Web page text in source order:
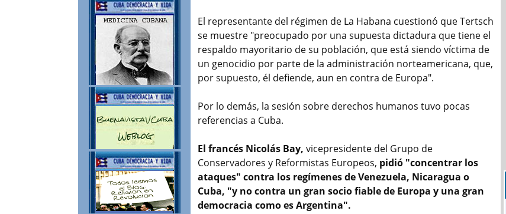
El representante del régimen de La Habana cuestionó que Tertsch
se muestre "preocupado por una supuesta dictadura que tiene el
respaldo mayoritario de su población, que está siendo víctima de
un genocidio por parte de la administración norteamericana, que,
por supuesto, él defiende, aun en contra de Europa".
Por lo demás, la sesión sobre derechos humanos tuvo pocas
referencias a Cuba.
El francés Nicolás Bay, vicepresidente del Grupo de
Conservadores y Reformistas Europeos, pidió "concentrar los
ataques" contra los regímenes de Venezuela, Nicaragua o
Cuba, "y no contra un gran socio fiable de Europa y una gran
democracia como es Argentina".